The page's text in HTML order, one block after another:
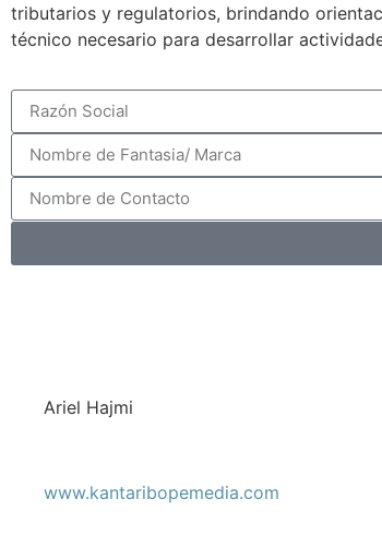
tributarios y regulatorios, brindando
técnico necesario para desarrollar
Ariel Hajmi
www.kantaribopemedia.com